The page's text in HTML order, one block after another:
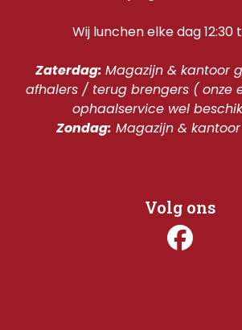
Wij lunchen elke dag 12:30
Zaterdag: Magazijn & kantoor
afhalers / terug brengers ( onze
ophaalservice wel
Zondag: Magazijn &
Volg ons